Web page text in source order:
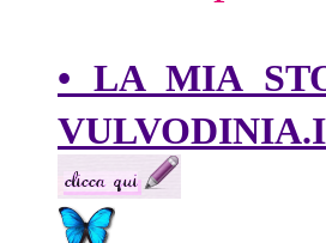
• LA MIA